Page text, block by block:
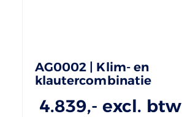
AG0002 | Klim- en
klautercombinatie
4.839,- excl. btw